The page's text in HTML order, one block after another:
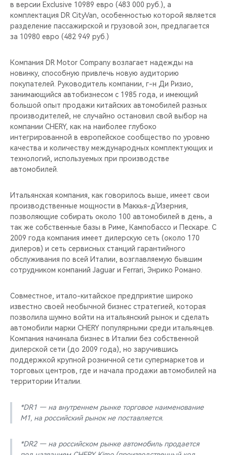
в версии Exclusive 10989 евро (483 000 руб.), а
комплектация DR CityVan, особенностью которой является
разделение пассажирской и грузовой зон, предлагается
за 10980 евро (482 949 руб.)
Компания DR Motor Company возлагает надежды на
новинку, способную привлечь новую аудиторию
покупателей. Руководитель компании, г-н Ди Ризио,
занимающийся автобизнесом с 1985 года, и имеющий
большой опыт продажи китайских автомобилей разных
производителей, не случайно остановил свой выбор на
компании CHERY, как на наиболее глубоко
интегрированной в европейское сообщество по уровню
качества и количеству международных комплектующих и
технологий, используемых при производстве
автомобилей.
Итальянская компания, как говорилось выше, имеет свои
производственные мощности в Маккья-д’Изерния,
позволяющие собирать около 100 автомобилей в день, а
так же собственные базы в Риме, Кампобассо и Пескаре. С
2009 года компания имеет дилерскую сеть (около 170
дилеров) и сеть сервисных станций гарантийного
обслуживания по всей Италии, возглавляемую бывшим
сотрудником компаний Jaguar и Ferrari, Энрико Романо.
Совместное, итало-китайское предприятие широко
известно своей необычной бизнес стратегией, которая
позволила шумно войти на итальянский рынок и сделать
автомобили марки CHERY популярными среди итальянцев.
Компания начинала бизнес в Италии без собственной
дилерской сети (до 2009 года), но заручившись
поддержкой крупной розничной сети супермаркетов и
торговых центров, где и начала продажи автомобилей на
территории Италии.
*DR1 — на внутреннем рынке торговое наименование
M1, на российский рынок не поставляется.
*DR2 — на российском рынке автомобиль продается